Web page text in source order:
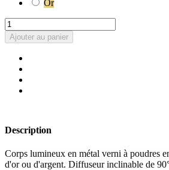
Or
Ajouter au panier
Description
Corps lumineux en métal verni à poudres
d'or ou d'argent. Diffuseur inclinable de